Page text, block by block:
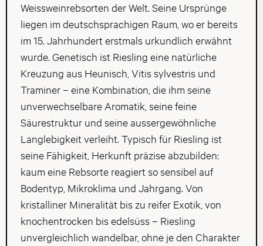
Weissweinrebsorten der Welt. Seine Ursprünge
liegen im deutschsprachigen Raum, wo er bereits
im 15. Jahrhundert erstmals urkundlich erwähnt
wurde. Genetisch ist Riesling eine natürliche
Kreuzung aus Heunisch, Vitis sylvestris und
Traminer – eine Kombination, die ihm seine
unverwechselbare Aromatik, seine feine
Säurestruktur und seine aussergewöhnliche
Langlebigkeit verleiht. Typisch für Riesling ist
seine Fähigkeit, Herkunft präzise abzubilden:
kaum eine Rebsorte reagiert so sensibel auf
Bodentyp, Mikroklima und Jahrgang. Von
kristalliner Mineralität bis zu reifer Exotik, von
knochentrocken bis edelsüss – Riesling
unvergleichlich wandelbar, ohne je den Charakter